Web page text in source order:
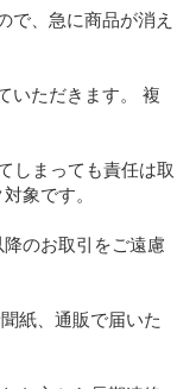
、急に商品が消え
いただきます。 複
しまっても責任は取
象です。
のお取引をご遠慮
紙、通販で届いた